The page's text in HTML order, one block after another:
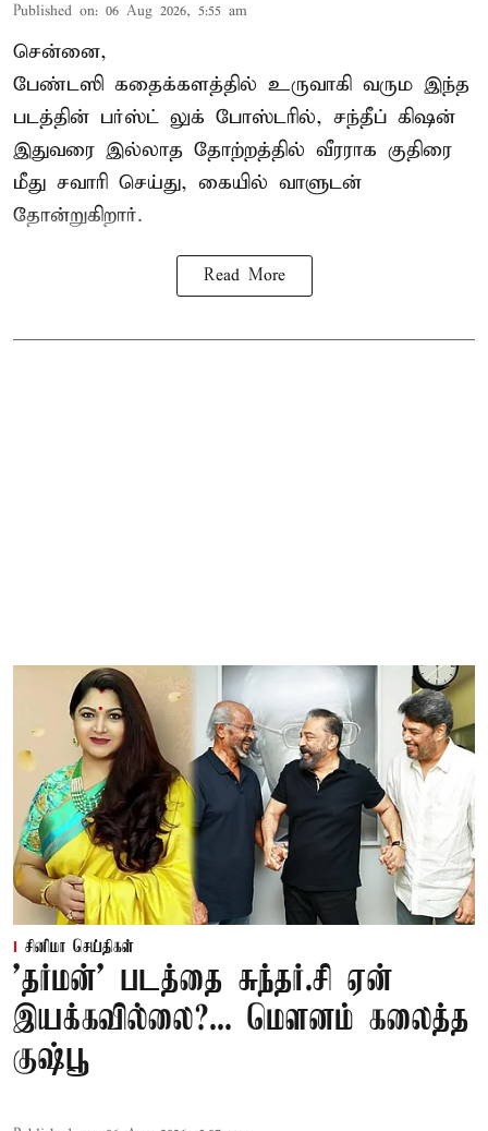
Published on: 06 Aug 2026, 5:55 am
சென்னை,
பேண்டஸி கதைக்களத்தில் உருவாகி வரும இந்த
படத்தின் பர்ஸ்ட் லுக் போஸ்டரில், சந்தீப் கிஷன்
இதுவரை இல்லாத தோற்றத்தில் வீரராக குதிரை
மீது சவாரி செய்து, கையில் வாளுடன்
தோன்றுகிறார்.
Read More
சினிமா செய்திகள்
'தர்மன்' படத்தை சுந்தர்.சி ஏன்
இயக்கவில்லை?... மௌனம் கலைத்த
குஷ்பூ